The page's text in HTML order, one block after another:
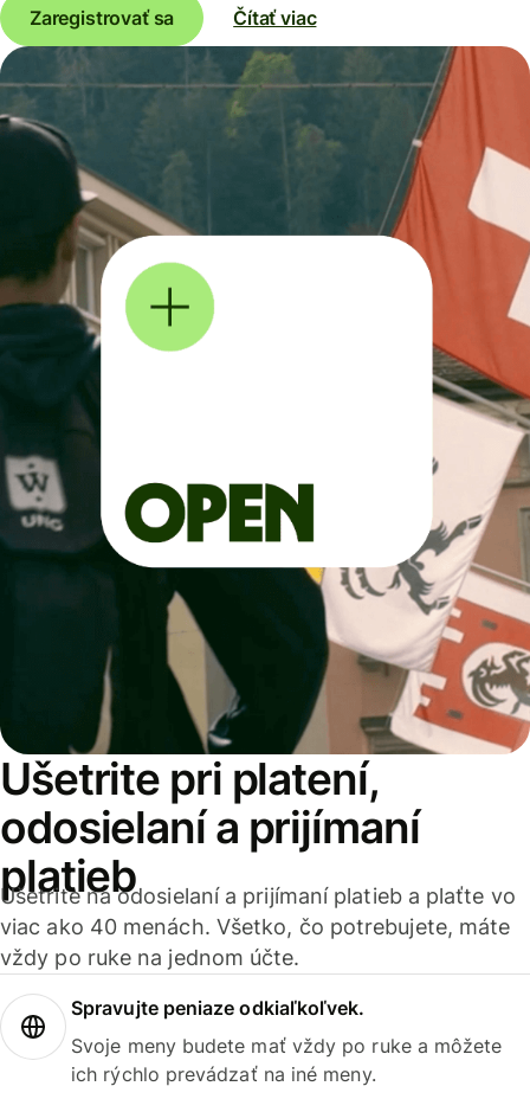
Zaregistrovať sa Čítať viac
Ušetrite pri platení,
odosielaní a prijímaní
platieb
Ušetrite na odosielaní a prijímaní platieb a plaťte vo
viac ako 40 menách. Všetko, čo potrebujete, máte
vždy po ruke na jednom účte.
Spravujte peniaze odkiaľkoľvek.
Svoje meny budete mať vždy po ruke a môžete
ich rýchlo prevádzať na iné meny.